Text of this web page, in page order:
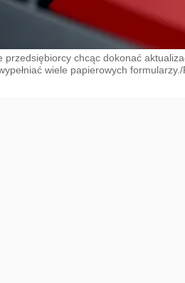
przedsiębiorcy chcąc dokonać
wiele papierowych